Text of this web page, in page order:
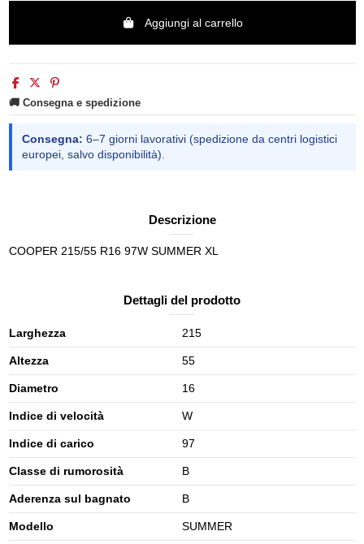
Aggiungi al carrello
🚚 Consegna e spedizione
Consegna: 6–7 giorni lavorativi (spedizione da centri logistici
europei, salvo disponibilità).
Descrizione
COOPER 215/55 R16 97W SUMMER XL
Dettagli del prodotto
Larghezza 215
Altezza 55
Diametro 16
Indice di velocità W
Indice di carico 97
Classe di rumorosità B
Aderenza sul bagnato B
Modello SUMMER